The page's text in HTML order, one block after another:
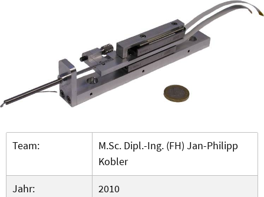
Team:
M.Sc. Dipl.-Ing. (FH) Jan-Philipp
Kobler
Jahr:
2010